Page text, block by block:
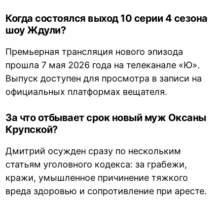
Когда состоялся выход 10 серии 4 сезона
шоу Ждули?
Премьерная трансляция нового эпизода
прошла 7 мая 2026 года на телеканале «Ю».
Выпуск доступен для просмотра в записи на
официальных платформах вещателя.
За что отбывает срок новый муж Оксаны
Крупской?
Дмитрий осужден сразу по нескольким
статьям уголовного кодекса: за грабежи,
кражи, умышленное причинение тяжкого
вреда здоровью и сопротивление при аресте.